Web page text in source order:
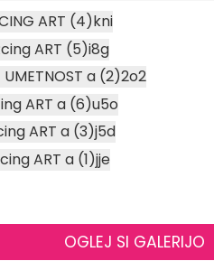
OGLEJ SI GALERIJO